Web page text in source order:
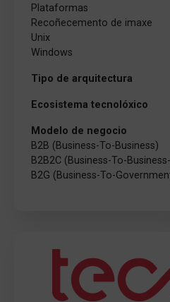
Plataformas
Recoñecemento de imaxe
Unix
Windows
Tipo de arquitectura
Ecosistema tecnolóxico
Modelo de negocio
B2B (Business-To-Business)
B2B2C (Business-To-
B2G (Business-To-